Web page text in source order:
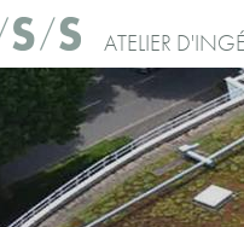
ATELIER